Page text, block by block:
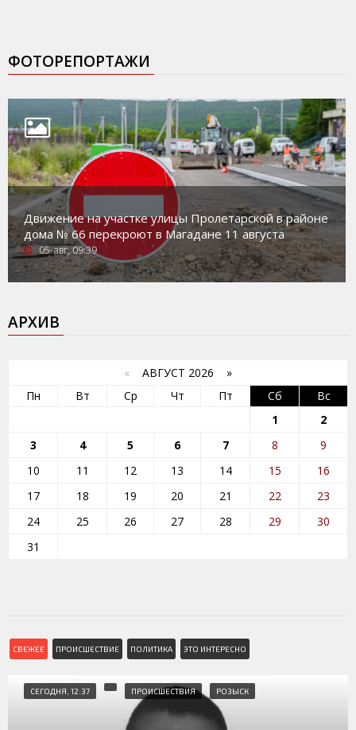
ФОТОРЕПОРТАЖИ
Движение на участке улицы Пролетарской в районе
дома № 66 перекроют в Магадане 11 августа
05-авг, 09:39
АРХИВ
« АВГУСТ 2026 »
Пн
Вт Ср Чт Пт Сб
Вс
1
2
3
4 5 6 7 8
9
10
11 12 13 14 15
16
17
18 19 20 21 22
23
24
25 26 27 28 29
30
31
СВЕЖЕЕ ПРОИСШЕСТВИЕ ПОЛИТИКА ЭТО ИНТЕРЕСНО
СЕГОДНЯ, 12:37 ПРОИСШЕСТВИЯ РОЗЫСК